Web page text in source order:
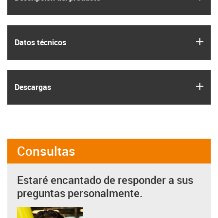
Datos técnicos
Descargas
Consultas
Estaré encantado de responder a sus
preguntas personalmente.